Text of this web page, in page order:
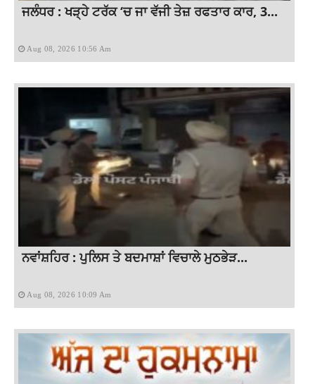
ਜਲੰਧਰ : ਖੜ੍ਹੇ ਟਰੱਕ ‘ਚ ਜਾ ਵੱਜੀ ਤੇਜ਼ ਰਫਤਾਰ ਕਾਰ, 3...
Aug 08, 2026 10:56 Am
ਨਵਾਂਸ਼ਹਿਰ : ਪੁਲਿਸ ਤੇ ਬਦਮਾਸ਼ਾਂ ਵਿਚਾਲੇ ਮੁਠਭੇੜ...
Aug 08, 2026 10:09 Am